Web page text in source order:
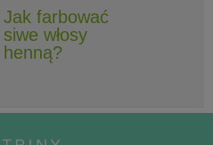
Jak farbować
siwe włosy
henną?